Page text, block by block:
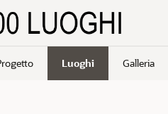
Luoghi Galleria